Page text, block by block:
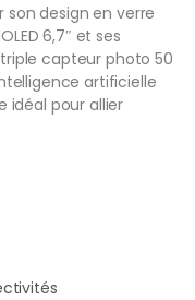
son design en verre
6,7″ et ses
capteur photo 50
artificielle
idéal pour allier